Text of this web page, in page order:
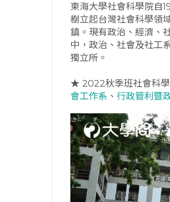
東海大學社會科學院自
樹立起台灣社會科學領
鎮。現有政治、經濟、
中，政治、社會及社工
獨立所。
★ 2022秋季班社會科學
會工作系 、 行政管利暨